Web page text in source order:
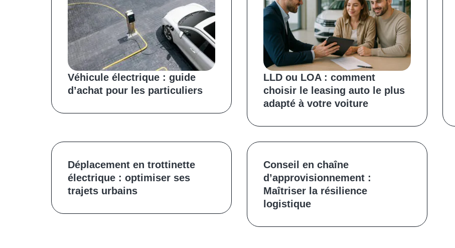
Véhicule électrique : guide
d’achat pour les particuliers
LLD ou LOA : comment
choisir le leasing auto le plus
adapté à votre voiture
Déplacement en trottinette
électrique : optimiser ses
trajets urbains
Conseil en chaîne
d’approvisionnement :
Maîtriser la résilience
logistique